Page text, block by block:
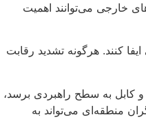
خارجی می‌توانند اهمیت
کنند. هرگونه تشدید رقابت
کابل به سطح راهبردی برسد،
منطقه‌ای می‌تواند به